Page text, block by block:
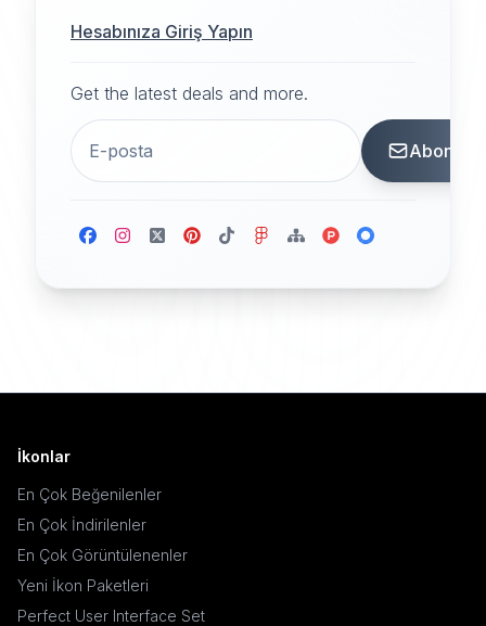
Hesabınıza Giriş Yapın
Get the latest deals and more.
Abone
İkonlar
En Çok Beğenilenler
En Çok İndirilenler
En Çok Görüntülenenler
Yeni İkon Paketleri
Perfect User Interface Set